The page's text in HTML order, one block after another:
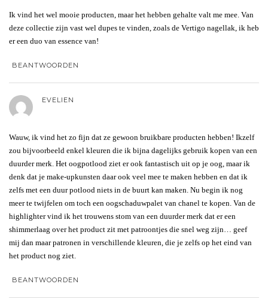
Ik vind het wel mooie producten, maar het hebben gehalte valt me mee. Van
deze collectie zijn vast wel dupes te vinden, zoals de Vertigo nagellak, ik heb
er een duo van essence van!
BEANTWOORDEN
EVELIEN
Wauw, ik vind het zo fijn dat ze gewoon bruikbare producten hebben! Ikzelf
zou bijvoorbeeld enkel kleuren die ik bijna dagelijks gebruik kopen van een
duurder merk. Het oogpotlood ziet er ook fantastisch uit op je oog, maar ik
denk dat je make-upkunsten daar ook veel mee te maken hebben en dat ik
zelfs met een duur potlood niets in de buurt kan maken. Nu begin ik nog
meer te twijfelen om toch een oogschaduwpalet van chanel te kopen. Van de
highlighter vind ik het trouwens stom van een duurder merk dat er een
shimmerlaag over het product zit met patroontjes die snel weg zijn… geef
mij dan maar patronen in verschillende kleuren, die je zelfs op het eind van
het product nog ziet.
BEANTWOORDEN